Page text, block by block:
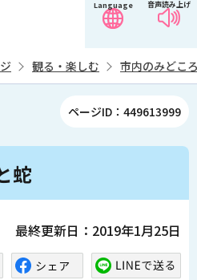
音声読み上げ
Language
観る・楽しむ 市内のみどこ
ページID：449613999
蛇
最終更新日：2019年1月25日